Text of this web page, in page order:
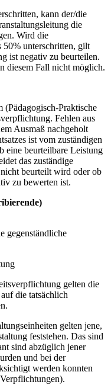
kann der/die
die
Wird die
50% unterschritten, gilt
ist negativ zu beurteilen.
diesem Fall nicht möglich.
Praktische
Fehlen aus
Ausmaß nachgeholt
ist vom zuständigen
eine beurteilbare Leistung
das zuständige
beurteilt wird oder ob
zu bewerten ist.
gegenständliche
gelten die
die tatsächlich
gelten jene,
feststehen. Das sind
sind abzüglich jener
und bei der
werden konnten